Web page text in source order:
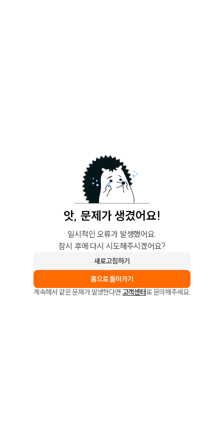
앗, 문제가 생겼어요!
일시적인 오류가 발생했어요.
잠시 후에 다시 시도해주시겠어요?
새로고침하기
홈으로 돌아가기
계속해서 같은 문제가 발생한다면 고객센터로 문의해주세요.